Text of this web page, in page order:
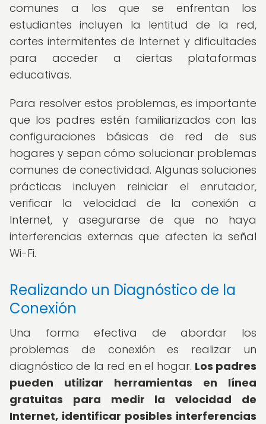
comunes a los que se enfrentan los
estudiantes incluyen la lentitud de la red,
cortes intermitentes de Internet y dificultades
para acceder a ciertas plataformas
educativas.
Para resolver estos problemas, es importante
que los padres estén familiarizados con las
configuraciones básicas de red de sus
hogares y sepan cómo solucionar problemas
comunes de conectividad. Algunas soluciones
prácticas incluyen reiniciar el enrutador,
verificar la velocidad de la conexión a
Internet, y asegurarse de que no haya
interferencias externas que afecten la señal
Wi-Fi.
Realizando un Diagnóstico de la
Conexión
Una forma efectiva de abordar los
problemas de conexión es realizar un
diagnóstico de la red en el hogar. Los padres
pueden utilizar herramientas en línea
gratuitas para medir la velocidad de
Internet, identificar posibles interferencias